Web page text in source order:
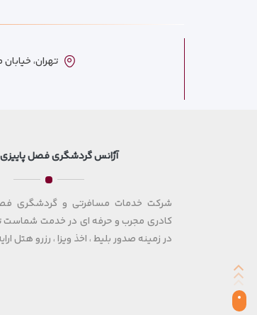
تهران، خیابان
آژانس گردشگری فصل
شرکت خدمات مسافرتی و گردشگری
کادری مجرب و حرفه ای در خدمت شماست
در زمینه صدور بلیط ، اخذ ویزا ، رزرو هتل